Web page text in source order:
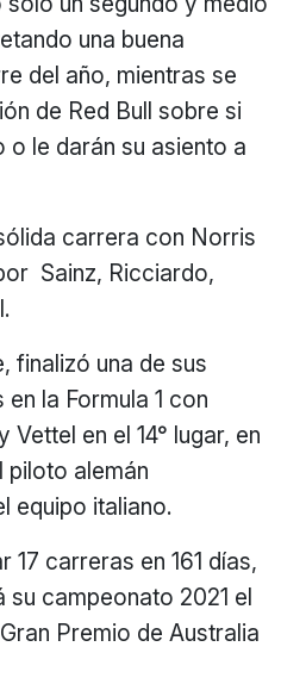
una buena
del año, mientras se
de Red Bull sobre si
o le darán su asiento a
carrera con Norris
Sainz, Ricciardo,
finalizó una de sus
la Formula 1 con
Vettel en el 14° lugar, en
piloto alemán
equipo italiano.
17 carreras en 161 días,
su campeonato 2021 el
Premio de Australia